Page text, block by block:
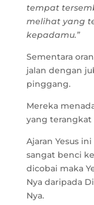
tempat
melihat yang
kepadamu.”
Sementara
jalan dengan
pinggang.
Mereka
yang terangkat
Ajaran Yesus
sangat benci
dicobai maka
Nya daripada
Nya.